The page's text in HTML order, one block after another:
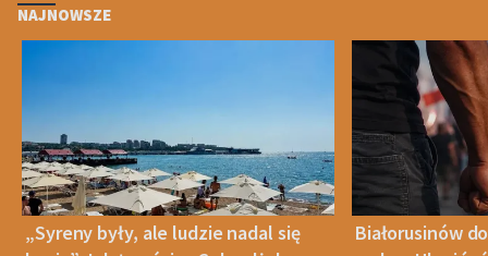
NAJNOWSZE
„Syreny były, ale ludzie nadal się
Białorusinów